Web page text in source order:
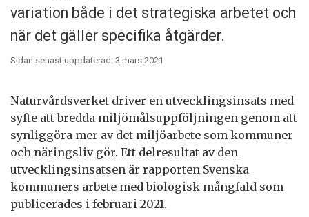
variation både i det strategiska arbetet och
när det gäller specifika åtgärder.
Sidan senast uppdaterad: 3 mars 2021
Naturvårdsverket driver en utvecklingsinsats med
syfte att bredda miljömålsuppföljningen genom att
synliggöra mer av det miljöarbete som kommuner
och näringsliv gör. Ett delresultat av den
utvecklingsinsatsen är rapporten Svenska
kommuners arbete med biologisk mångfald som
publicerades i februari 2021.